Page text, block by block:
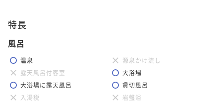
特長
風呂
温泉
源泉かけ流し
露天風呂付客室
大浴場
大浴場に露天風呂
貸切風呂
入湯税
岩盤浴